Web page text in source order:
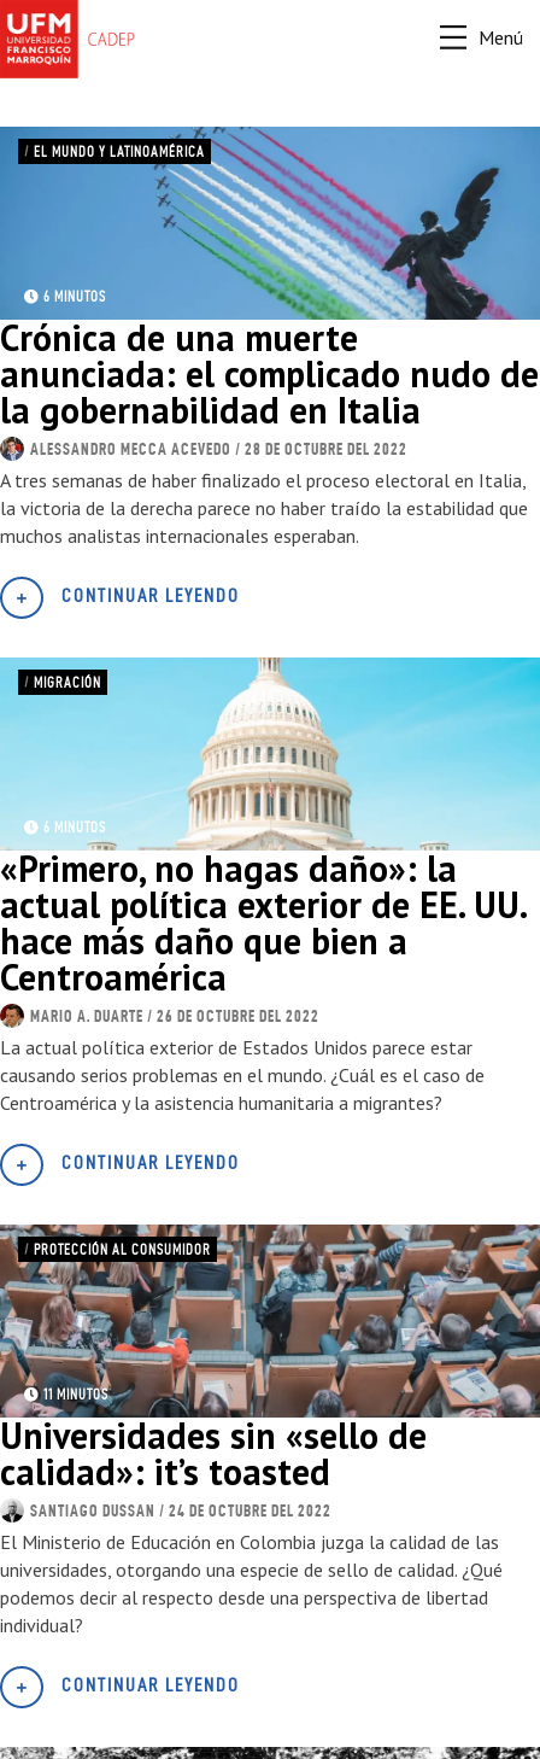
Menú
/ EL MUNDO Y LATINOAMÉRICA
6 MINUTOS
Crónica de una muerte
anunciada: el complicado nudo de
la gobernabilidad en Italia
ALESSANDRO MECCA ACEVEDO / 28 DE OCTUBRE DEL 2022
A tres semanas de haber finalizado el proceso electoral en Italia,
la victoria de la derecha parece no haber traído la estabilidad que
muchos analistas internacionales esperaban.
CONTINUAR LEYENDO
/ MIGRACIÓN
6 MINUTOS
«Primero, no hagas daño»: la
actual política exterior de EE. UU.
hace más daño que bien a
Centroamérica
MARIO A. DUARTE / 26 DE OCTUBRE DEL 2022
La actual política exterior de Estados Unidos parece estar
causando serios problemas en el mundo. ¿Cuál es el caso de
Centroamérica y la asistencia humanitaria a migrantes?
CONTINUAR LEYENDO
/ PROTECCIÓN AL CONSUMIDOR
11 MINUTOS
Universidades sin «sello de
calidad»: it’s toasted
SANTIAGO DUSSAN / 24 DE OCTUBRE DEL 2022
El Ministerio de Educación en Colombia juzga la calidad de las
universidades, otorgando una especie de sello de calidad. ¿Qué
podemos decir al respecto desde una perspectiva de libertad
individual?
CONTINUAR LEYENDO